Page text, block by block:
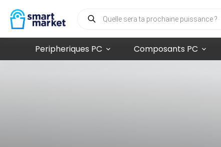
Peripheriques PC Composants PC